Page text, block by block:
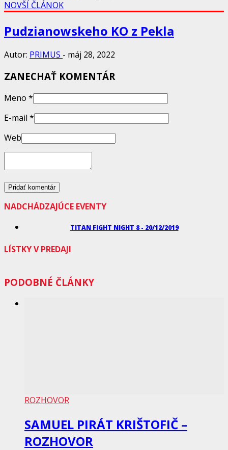
NOVŠÍ ČLÁNOK
Pudzianowskeho KO z Pekla
Autor: PRIMUS - máj 28, 2022
ZANECHAŤ KOMENTÁR
Meno *
E-mail *
Web
NADCHÁDZAJÚCE EVENTY
TITAN FIGHT NIGHT 8 - 20/12/2019
LÍSTKY V PREDAJI
PODOBNÉ ČLÁNKY
ROZHOVOR
SAMUEL PIRÁT KRIŠTOFIČ –
ROZHOVOR